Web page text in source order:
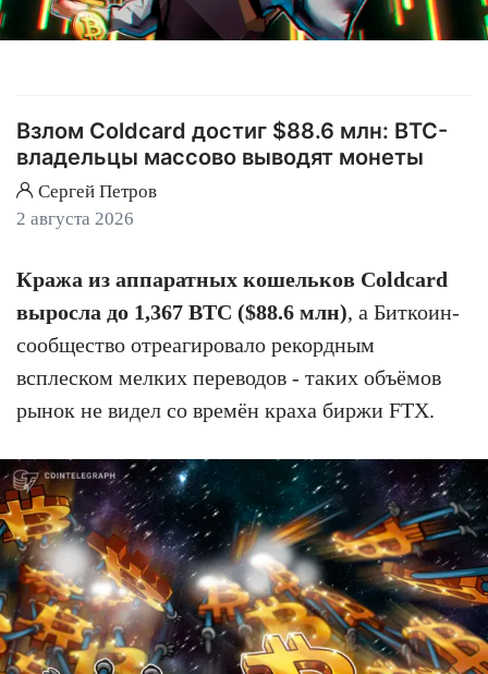
Взлом Coldcard достиг $88.6 млн: BTC-
владельцы массово выводят монеты
Сергей Петров
2 августа 2026
Кража из аппаратных кошельков Coldcard
выросла до 1,367 BTC ($88.6 млн), а Биткоин-
сообщество отреагировало рекордным
всплеском мелких переводов - таких объёмов
рынок не видел со времён краха биржи FTX.